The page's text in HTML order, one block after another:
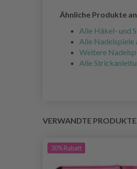
Ähnliche Produkte
Alle Häkel- und
Alle Nadelspiele
Weitere
Alle
VERWANDTE PRODUKTE
30%Rabatt